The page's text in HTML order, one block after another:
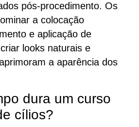
pós-procedimento. Os
a colocação
e aplicação de
looks naturais e
a aparência dos
dura um curso
cílios?